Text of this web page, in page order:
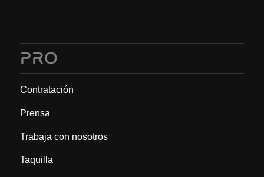
PRO
Contratación
Prensa
Trabaja con nosotros
Taquilla